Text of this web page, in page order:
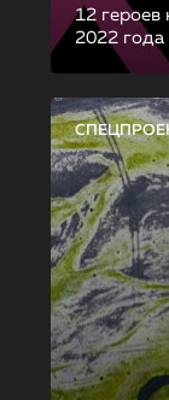
12 героев
2022 года